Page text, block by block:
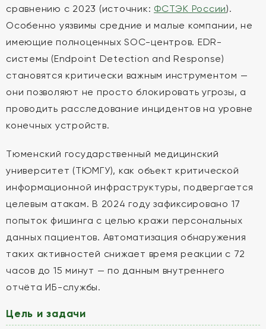
сравнению с 2023 (источник: ФСТЭК России).
Особенно уязвимы средние и малые компании, не
имеющие полноценных SOC-центров. EDR-
системы (Endpoint Detection and Response)
становятся критически важным инструментом —
они позволяют не просто блокировать угрозы, а
проводить расследование инцидентов на уровне
конечных устройств.
Тюменский государственный медицинский
университет (ТЮМГУ), как объект критической
информационной инфраструктуры, подвергается
целевым атакам. В 2024 году зафиксировано 17
попыток фишинга с целью кражи персональных
данных пациентов. Автоматизация обнаружения
таких активностей снижает время реакции с 72
часов до 15 минут — по данным внутреннего
отчёта ИБ-службы.
Цель и задачи